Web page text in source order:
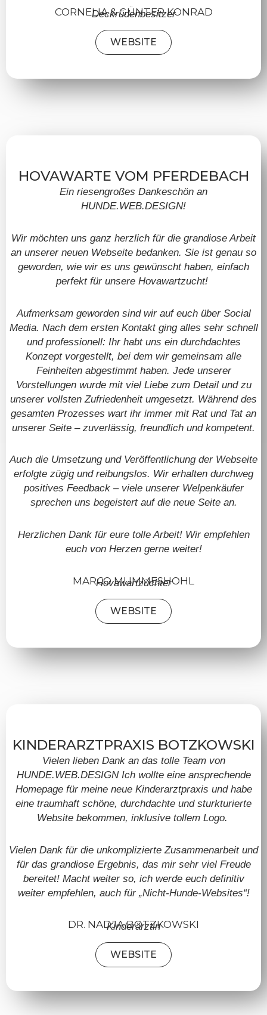
CORNELIA & GÜNTER KONRAD
Deckrüdenbesitzer
WEBSITE
HOVAWARTE VOM PFERDEBACH
Ein riesengroßes Dankeschön an
HUNDE.WEB.DESIGN!
Wir möchten uns ganz herzlich für die grandiose Arbeit
an unserer neuen Webseite bedanken. Sie ist genau so
geworden, wie wir es uns gewünscht haben, einfach
perfekt für unsere Hovawartzucht!
Aufmerksam geworden sind wir auf euch über Social
Media. Nach dem ersten Kontakt ging alles sehr schnell
und professionell: Ihr habt uns ein durchdachtes
Konzept vorgestellt, bei dem wir gemeinsam alle
Feinheiten abgestimmt haben. Jede unserer
Vorstellungen wurde mit viel Liebe zum Detail und zu
unserer vollsten Zufriedenheit umgesetzt. Während des
gesamten Prozesses wart ihr immer mit Rat und Tat an
unserer Seite – zuverlässig, freundlich und kompetent.
Auch die Umsetzung und Veröffentlichung der Webseite
erfolgte zügig und reibungslos. Wir erhalten durchweg
positives Feedback – viele unserer Welpenkäufer
sprechen uns begeistert auf die neue Seite an.
Herzlichen Dank für eure tolle Arbeit! Wir empfehlen
euch von Herzen gerne weiter!
MARCO MUMMESHOHL
Hovawartzüchter
WEBSITE
KINDERARZTPRAXIS BOTZKOWSKI
Vielen lieben Dank an das tolle Team von
HUNDE.WEB.DESIGN Ich wollte eine ansprechende
Homepage für meine neue Kinderarztpraxis und habe
eine traumhaft schöne, durchdachte und sturkturierte
Website bekommen, inklusive tollem Logo.
Vielen Dank für die unkomplizierte Zusammenarbeit und
für das grandiose Ergebnis, das mir sehr viel Freude
bereitet! Macht weiter so, ich werde euch definitiv
weiter empfehlen, auch für „Nicht-Hunde-Websites“!
DR. NADJA BOTZKOWSKI
Kinderärztin
WEBSITE